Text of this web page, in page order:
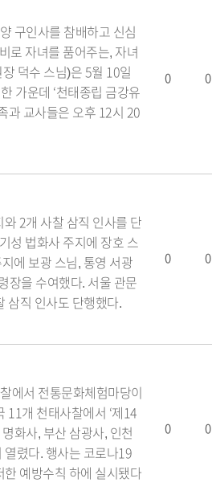
구인사를 참배하고 신심
로 자녀를 품어주는, 자녀
덕수 스님)은 5월 10일
가운데 ‘천태종립 금강유
과 교사들은 오후 12시 20
0 0
2개 사찰 삼직 인사를 단
성 법화사 주지에 장호 스
에 보광 스님, 통영 서광
장을 수여했다. 서울 관문
삼직 인사도 단행했다.
0 0
에서 전통문화체험마당이
11개 천태사찰에서 ‘제14
화사, 부산 삼광사, 인천
열렸다. 행사는 코로나19
한 예방수칙 하에 실시됐다
0 0